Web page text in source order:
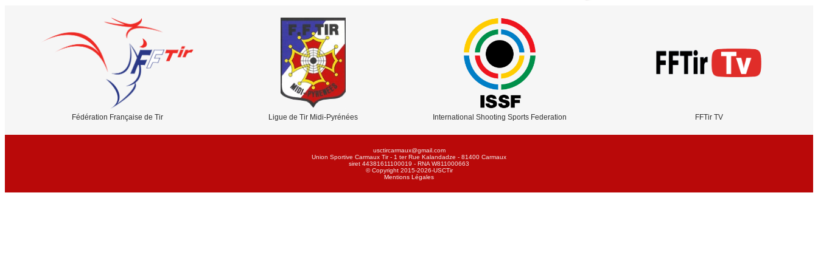
Fédération Française de Tir Ligue de Tir Midi-Pyrénées International Shooting Sports Federation FFTir TV
usctircarmaux@gmail.com
Union Sportive Carmaux Tir - 1 ter Rue Kalandadze - 81400 Carmaux
siret 44381611100019 - RNA W811000663
© Copyright 2015-2026-USCTir
Mentions Légales